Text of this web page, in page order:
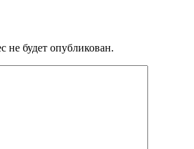
не будет опубликован.